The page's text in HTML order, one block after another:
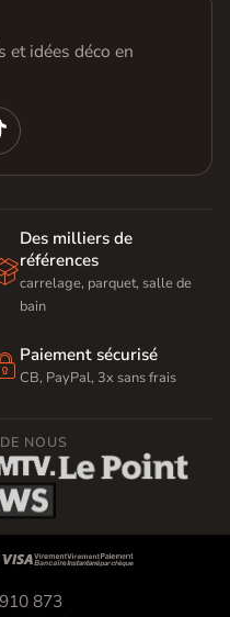
et idées déco en
Des milliers de
références
carrelage, parquet, salle de
bain
Paiement sécurisé
CB, PayPal, 3x sans frais
NOUS

873